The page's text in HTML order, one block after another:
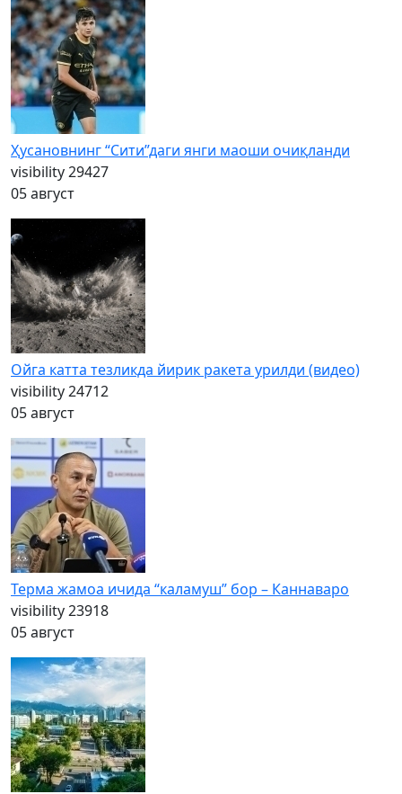
Ҳусановнинг “Сити”даги янги маоши очиқланди
visibility29427
05 август
Ойга катта тезликда йирик ракета урилди (видео)
visibility24712
05 август
Терма жамоа ичида “каламуш” бор – Каннаваро
visibility23918
05 август